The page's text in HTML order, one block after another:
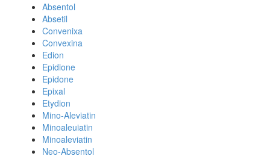
Absentol
Absetil
Convenixa
Convexina
Edion
Epidione
Epidone
Epixal
Etydion
Mino-Aleviatin
Minoaleuiatin
Minoaleviatin
Neo-Absentol